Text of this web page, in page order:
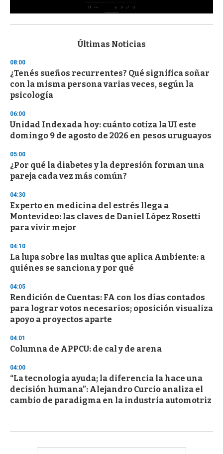
s
d
s
o
f
3
s
e
c
o
d
Últimas Noticias
08:00
¿Tenés sueños recurrentes? Qué significa soñar
con la misma persona varias veces, según la
psicología
06:00
Unidad Indexada hoy: cuánto cotiza la UI este
domingo 9 de agosto de 2026 en pesos uruguayos
05:00
¿Por qué la diabetes y la depresión forman una
pareja cada vez más común?
04:30
Experto en medicina del estrés llega a
Montevideo: las claves de Daniel López Rosetti
para vivir mejor
04:10
La lupa sobre las multas que aplica Ambiente: a
quiénes se sanciona y por qué
04:05
Rendición de Cuentas: FA con los días contados
para lograr votos necesarios; oposición visualiza
apoyo a proyectos aparte
04:01
Columna de APPCU: de cal y de arena
04:00
“La tecnología ayuda; la diferencia la hace una
decisión humana”: Alejandro Curcio analiza el
cambio de paradigma en la industria automotriz